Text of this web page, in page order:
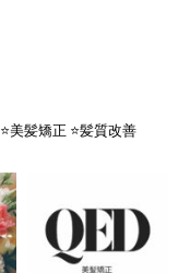
⭐️美髪矯正 ⭐️髪質改善